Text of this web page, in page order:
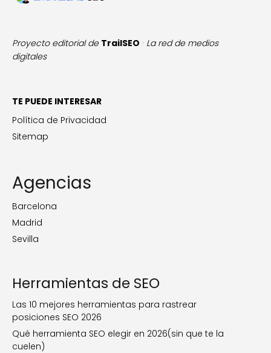
Proyecto editorial de TrailSEO · La red de medios
digitales
TE PUEDE INTERESAR
Política de Privacidad
Sitemap
Agencias
Barcelona
Madrid
Sevilla
Herramientas de SEO
Las 10 mejores herramientas para rastrear
posiciones SEO 2026
Qué herramienta SEO elegir en 2026(sin que te la
cuelen)